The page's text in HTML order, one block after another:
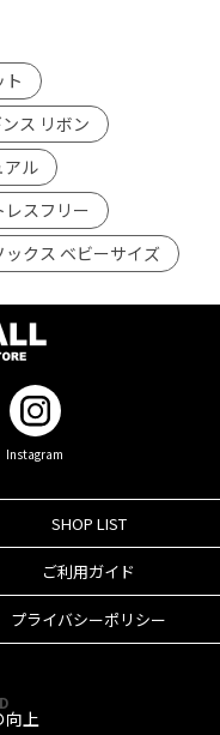
ト
ス リボン
アル
スフリー
ックス ベビーサイズ
Instagram
SHOP LIST
ご利用ガイド
プライバシーポリシー
向上